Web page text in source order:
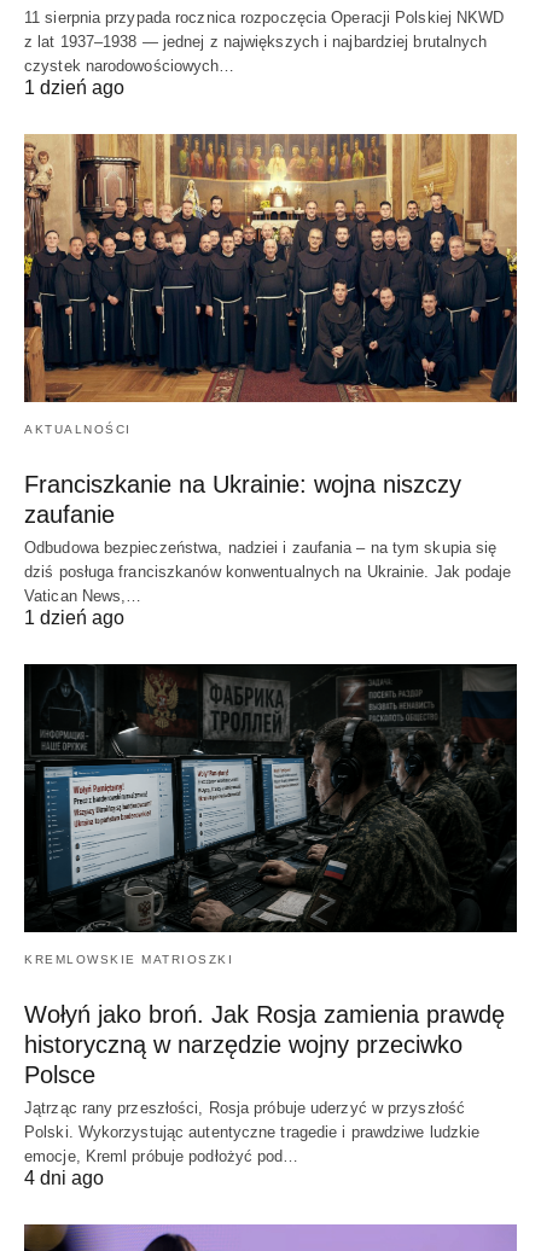
11 sierpnia przypada rocznica rozpoczęcia Operacji Polskiej NKWD
z lat 1937–1938 — jednej z największych i najbardziej brutalnych
czystek narodowościowych…
1 dzień ago
AKTUALNOŚCI
Franciszkanie na Ukrainie: wojna niszczy
zaufanie
Odbudowa bezpieczeństwa, nadziei i zaufania – na tym skupia się
dziś posługa franciszkanów konwentualnych na Ukrainie. Jak podaje
Vatican News,…
1 dzień ago
KREMLOWSKIE MATRIOSZKI
Wołyń jako broń. Jak Rosja zamienia prawdę
historyczną w narzędzie wojny przeciwko
Polsce
Jątrząc rany przeszłości, Rosja próbuje uderzyć w przyszłość
Polski. Wykorzystując autentyczne tragedie i prawdziwe ludzkie
emocje, Kreml próbuje podłożyć pod…
4 dni ago